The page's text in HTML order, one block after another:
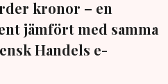
kronor – en
jämfört med samma
Handels e-